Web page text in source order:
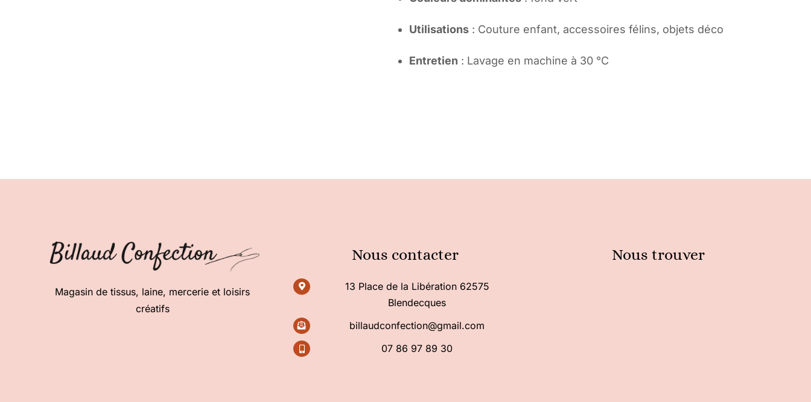
Utilisations: Couture enfant, accessoires félins, objets déco
Entretien : Lavage en machine à 30 °C
Magasin de tissus, laine, mercerie et loisirs
créatifs
Nous contacter
13 Place de la Libération 62575
Blendecques
billaudconfection@gmail.com
07 86 97 89 30
Nous trouver